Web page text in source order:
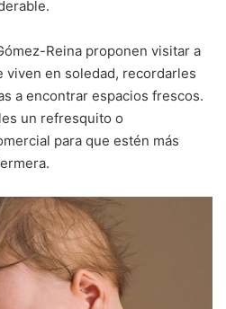
Reina proponen visitar a
viven en soledad, recordarles
a encontrar espacios frescos.
un refresquito o
para que estén más